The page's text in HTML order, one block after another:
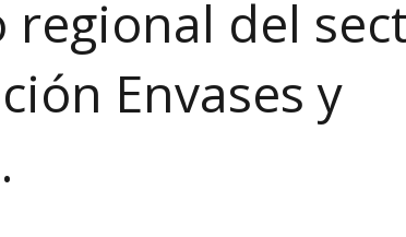
regional del
Envases y